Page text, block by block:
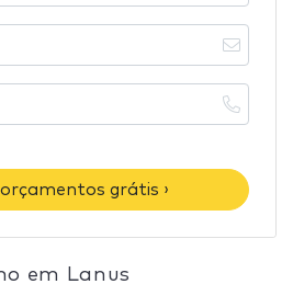
grátis ›
em Lanus